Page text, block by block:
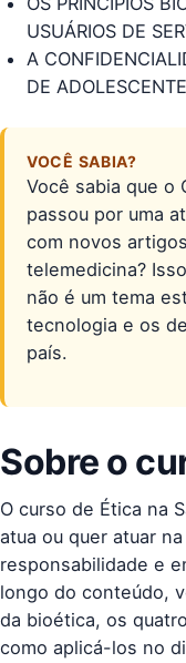
USUÁRIOS DE
A
DE
VOCÊ SABIA?
Você sabia que o
passou por uma
com novos
telemedicina?
não é um tema
tecnologia e os
país.
Sobre o
O curso de Ética na
atua ou quer atuar
responsabilidade e
longo do conteúdo,
da bioética, os
como aplicá-los no